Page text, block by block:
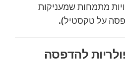
מתמחות שמעניקות
על טקסטיל).
להדפסה